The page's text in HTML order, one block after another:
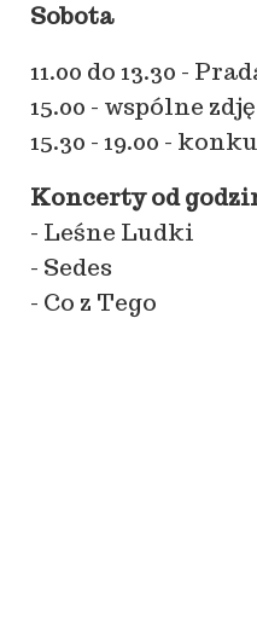
Sobota
11.00 do 13.30 -
15.00 - wspólne
15.30 - 19.00 -
Koncerty od
- Leśne Ludki
- Sedes
- Co z Tego